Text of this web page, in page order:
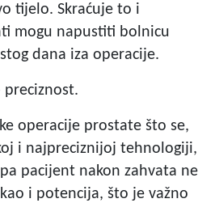
tijelo. Skraćuje to i
mogu napustiti bolnicu
dana iza operacije.
preciznost.
operacije prostate što se,
i najpreciznijoj tehnologiji,
pacijent nakon zahvata ne
i potencija, što je važno